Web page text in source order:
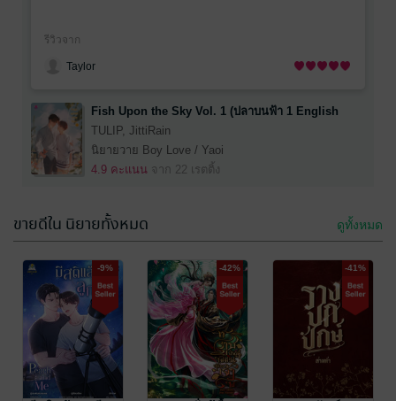
to read book two.
I also really really loved how book one gave us an
HEA but was open for the story to continue. it didn't
feel rushed. it was perfection.
รีวิวจาก
Taylor
Fish Upon the Sky Vol. 1 (ปลาบนฟ้า 1 English
Version)
TULIP, JittiRain
นิยายวาย Boy Love / Yaoi
4.9 คะแนน จาก 22 เรตติ้ง
mom and Yu's dad's insults and their competitive
immature antics. Yu is also so adorable with her
stubborn and cunning nature while managing to be
cute and adorable at the same time. and I love how
she is so understanding and patient with Frung's
quirks. Frung was probably the most lovable. her
straightforward nature (and possibly being on the
รีวิวจาก
Lauchang
ขายดีใน นิยายทั้งหมด ดูทั้งหมด
-9% -42% -41%